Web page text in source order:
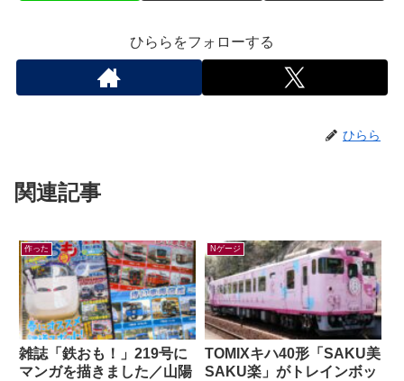
ひららをフォローする
ひらら
関連記事
作った
雑誌「鉄おも！」219号に
マンガを描きました／山陽
Nゲージ
TOMIXキハ40形「SAKU美
SAKU楽」がトレインボッ